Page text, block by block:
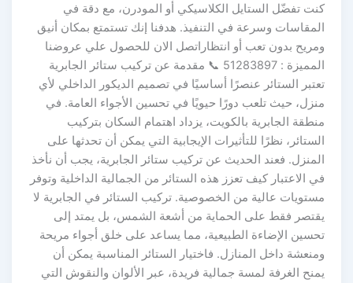
كنت تفضّل الستايل الكلاسيكي أو المودرن، مع دقة في
المقاسات وسرعة في التنفيذ. هدفنا إنك تستمتع بمكان أنيق
ومريح بدون تعب أو انتظاراتصل الان للحصول علي عروضنا
المميزة : 51283897 📞 مقدمة عن تركيب ستائر الجابرية
تعتبر الستائر عنصرًا أساسيًا في تصميم الديكور الداخلي لأي
منزل، حيث تلعب دورًا حيويًا في تحسين الأجواء العامة. في
منطقة الجابرية بالكويت، يزداد اهتمام السكان بتركيب
الستائر، نظرًا للتأثيرات الإيجابية التي يمكن أن تحدثها على
المنزل. فعند الحديث عن تركيب ستائر الجابرية، يجب أن نأخذ
في الاعتبار كيف تعزز هذه الستائر من الجمالية الداخلية وتوفر
مستويات عالية من الخصوصية. تركيب الستائر في الجابرية لا
يقتصر فقط على الحماية من أشعة الشمس، بل يمتد إلى
تحسين الإضاءة الطبيعية، مما يساعد على خلق أجواء مريحة
ومنعشة داخل المنازل. فاختيار الستائر المناسبة يمكن أن
يمنح الغرفة لمسة جمالية فريدة، عبر الألوان والنقوش التي